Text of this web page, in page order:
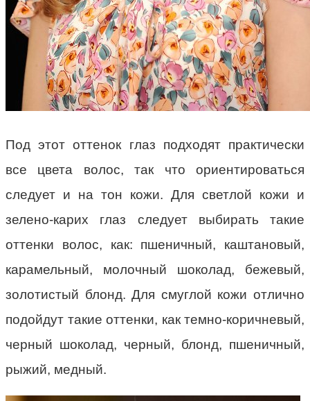
Под этот оттенок глаз подходят практически
все цвета волос, так что ориентироваться
следует и на тон кожи. Для светлой кожи и
зелено-карих глаз следует выбирать такие
оттенки волос, как: пшеничный, каштановый,
карамельный, молочный шоколад, бежевый,
золотистый блонд. Для смуглой кожи отлично
подойдут такие оттенки, как темно-коричневый,
черный шоколад, черный, блонд, пшеничный,
рыжий, медный.